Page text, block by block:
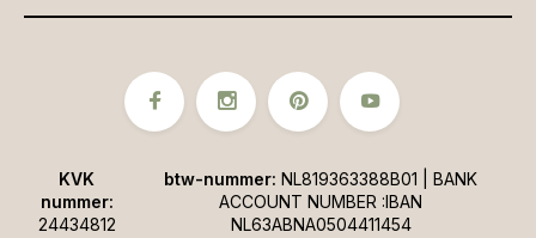
KVK
nummer:
24434812
btw-nummer: NL819363388B01 | BANK
ACCOUNT NUMBER :IBAN
NL63ABNA0504411454